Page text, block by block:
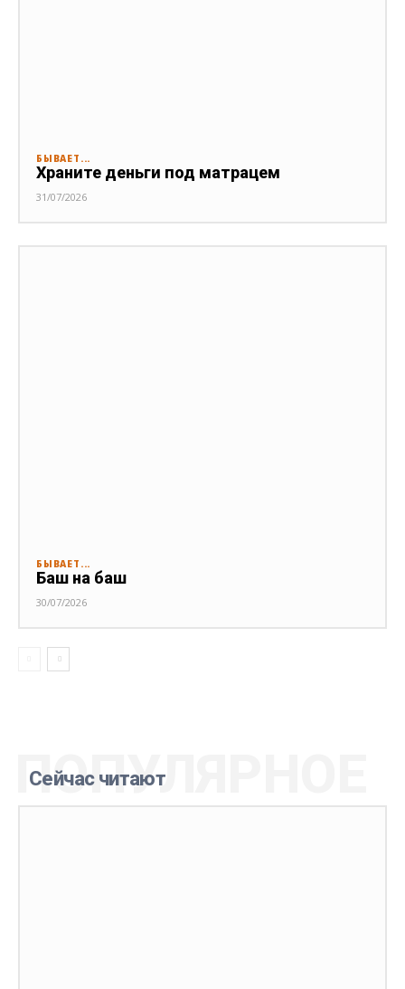
БЫВАЕТ...
Храните деньги под матрацем
31/07/2026
БЫВАЕТ...
Баш на баш
30/07/2026
Сейчас читают
ПОПУЛЯРНОЕ